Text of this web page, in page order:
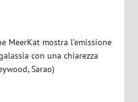
MeerKat mostra l’emissione
con una chiarezza
Sarao)